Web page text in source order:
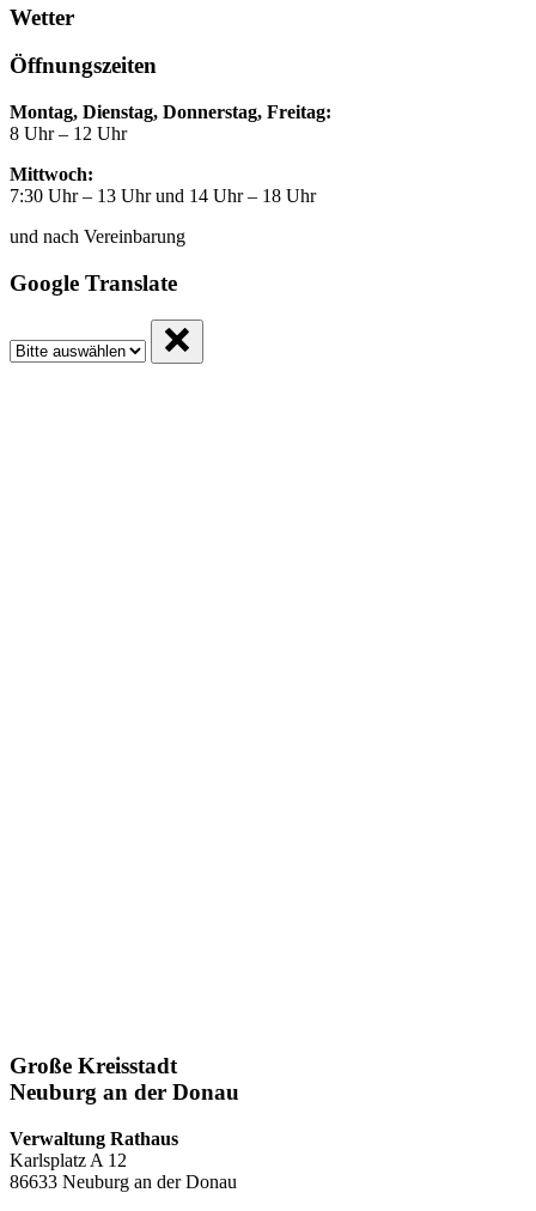
Wetter
Öffnungszeiten
Montag, Dienstag, Donnerstag, Freitag:
8 Uhr – 12 Uhr
Mittwoch:
7:30 Uhr – 13 Uhr und 14 Uhr – 18 Uhr
und nach Vereinbarung
Google Translate
Große Kreisstadt
Neuburg an der Donau
Verwaltung Rathaus
Karlsplatz A 12
86633 Neuburg an der Donau